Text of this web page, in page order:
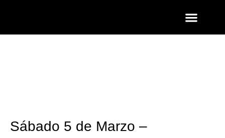
Sábado 5 de Marzo –